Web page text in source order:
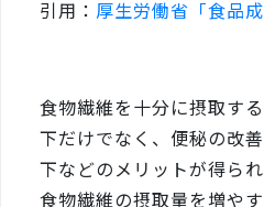
引用： 厚生労働省「食品
食物繊維を十分に摂取す
下だけでなく、便秘の改
下などのメリットが得ら
食物繊維の摂取量を増や